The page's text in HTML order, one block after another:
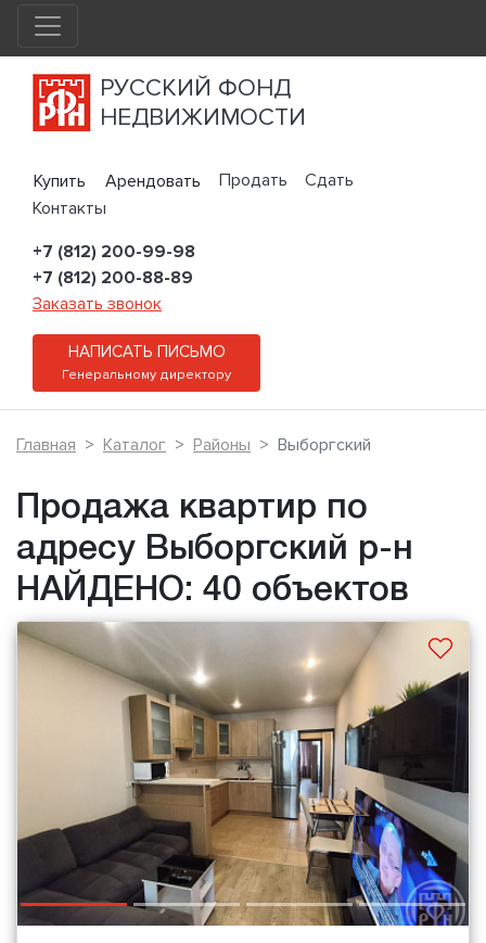
РУССКИЙ ФОНД
НЕДВИЖИМОСТИ
Купить Арендовать Продать
Сдать
Контакты
+7 (812) 200-99-98
+7 (812) 200-88-89
Заказать звонок
НАПИСАТЬ ПИСЬМО
Генеральному директору
Главная Каталог Районы Выборгский
Продажа квартир по
адресу Выборгский р-н
НАЙДЕНО: 40 объектов